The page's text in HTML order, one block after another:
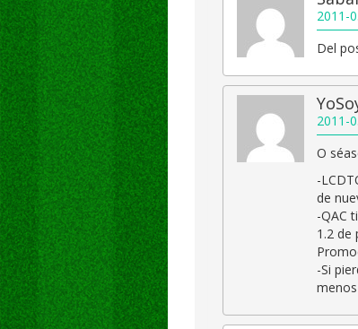
2011-
Del
2011-
O
-
de
-QAC
1.2 de
-Si